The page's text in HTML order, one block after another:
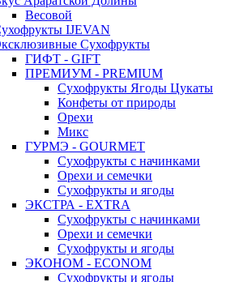
Весовой
IJEVAN
Сухофрукты
ГИФТ - GIFT
ПРЕМИУМ - PREMIUM
Сухофрукты Ягоды Цукаты
Конфеты от природы
Орехи
Микс
ГУРМЭ - GOURMET
Сухофрукты с начинками
Орехи и семечки
Сухофрукты и ягоды
ЭКСТРА - EXTRA
Сухофрукты с начинками
Орехи и семечки
Сухофрукты и ягоды
ЭКОНОМ - ECONOM
Сухофрукты и ягоды